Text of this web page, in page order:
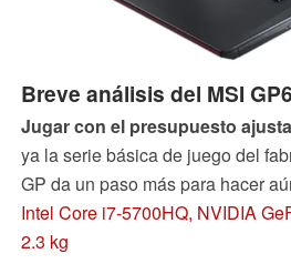
Breve análisis del MSI
Jugar con el presupuesto
ya la serie básica de juego del
GP da un paso más para hacer
juego. ¿Qué es lo que se habrá
Intel Core i7-5700HQ, NVIDIA
2.3 kg